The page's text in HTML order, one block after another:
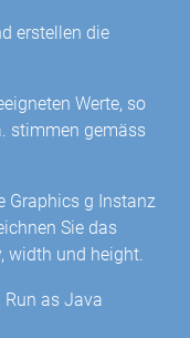
erstellen die
Werte, so
stimmen gemäss
Graphics g Instanz
Sie das
width und height.
Run as Java